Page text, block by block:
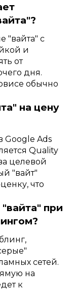
"вайта" с
и
от
дня.
обычно
на цену
Google Ads
Quality
целевой
"вайт"
что
при
сетей.
на
к